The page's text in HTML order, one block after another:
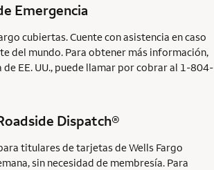
Emergencia
cubiertas. Cuente con asistencia en caso
del mundo. Para obtener más información,
EE. UU., puede llamar por cobrar al 1-804-
Dispatch®
titulares de tarjetas de Wells Fargo
sin necesidad de membresía. Para